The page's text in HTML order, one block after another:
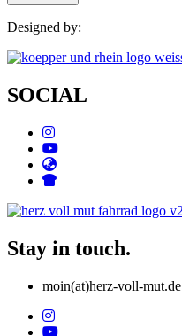
Designed by:
SOCIAL
Stay in touch.
moin(at)herz-voll-mut.de